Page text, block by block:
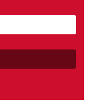
policy to subscribe to